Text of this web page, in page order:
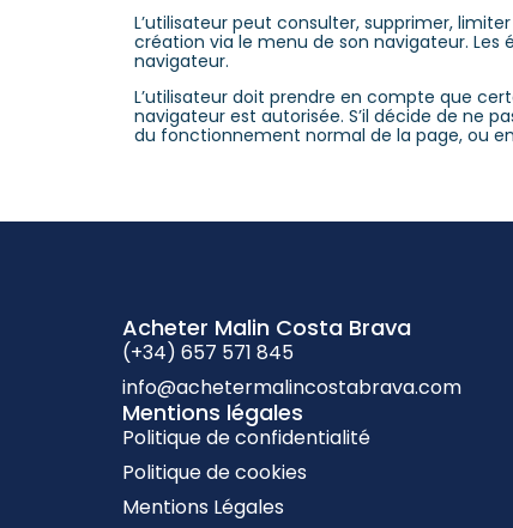
L’utilisateur peut consulter, supprimer,
création via le menu de son navigateur. Les
navigateur.
L’utilisateur doit prendre en compte que
navigateur est autorisée. S’il décide de ne
du fonctionnement normal de la page, ou
Acheter Malin Costa Brava
(+34) 657 571 845
info@achetermalincostabrava.com
Mentions légales
Politique de confidentialité
Politique de cookies
Mentions Légales